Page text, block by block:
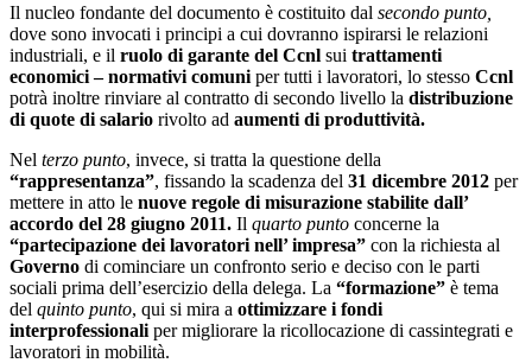
Il nucleo fondante del documento è costituito dal secondo punto,
dove sono invocati i principi a cui dovranno ispirarsi le relazioni
industriali, e il ruolo di garante del Ccnl sui trattamenti
economici – normativi comuni per tutti i lavoratori, lo stesso Ccnl
potrà inoltre rinviare al contratto di secondo livello la distribuzione
di quote di salario rivolto ad aumenti di produttività.
Nel terzo punto, invece, si tratta la questione della
“rappresentanza”, fissando la scadenza del 31 dicembre 2012 per
mettere in atto le nuove regole di misurazione stabilite dall’
accordo del 28 giugno 2011. Il quarto punto concerne la
“partecipazione dei lavoratori nell’ impresa” con la richiesta al
Governo di cominciare un confronto serio e deciso con le parti
sociali prima dell’esercizio della delega. La “formazione” è tema
del quinto punto, qui si mira a ottimizzare i fondi
interprofessionali per migliorare la ricollocazione di cassintegrati e
lavoratori in mobilità.